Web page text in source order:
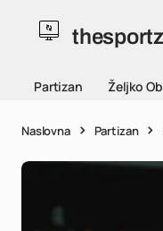
Partizan Željko
Naslovna Partizan